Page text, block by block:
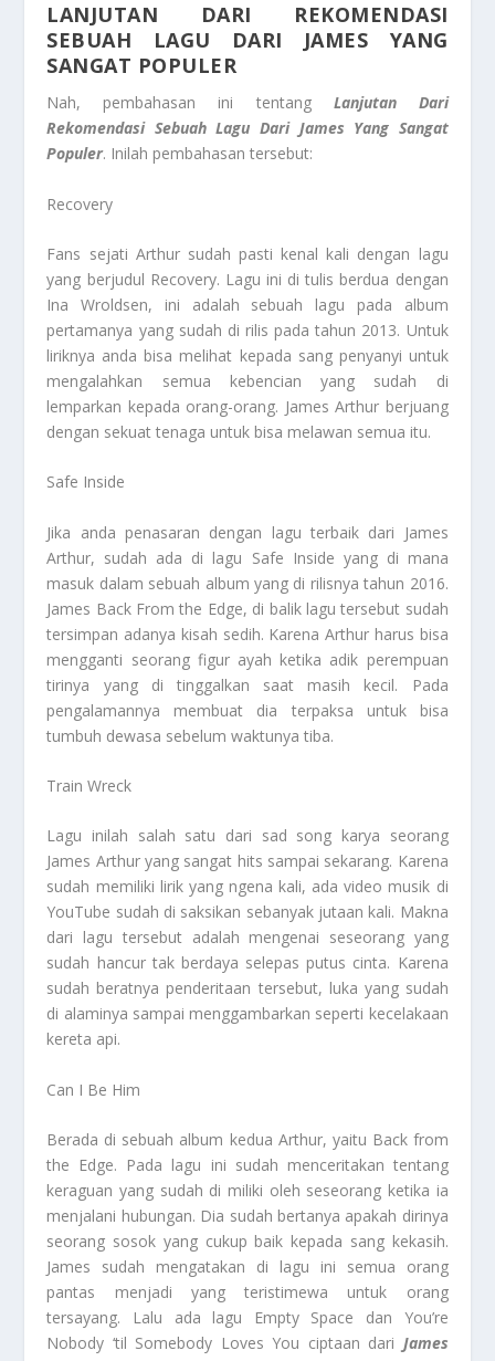
LANJUTAN DARI REKOMENDASI
SEBUAH LAGU DARI JAMES YANG
SANGAT POPULER
Nah, pembahasan ini tentang Lanjutan Dari
Rekomendasi Sebuah Lagu Dari James Yang Sangat
Populer. Inilah pembahasan tersebut:
Recovery
Fans sejati Arthur sudah pasti kenal kali dengan lagu
yang berjudul Recovery. Lagu ini di tulis berdua dengan
Ina Wroldsen, ini adalah sebuah lagu pada album
pertamanya yang sudah di rilis pada tahun 2013. Untuk
liriknya anda bisa melihat kepada sang penyanyi untuk
mengalahkan semua kebencian yang sudah di
lemparkan kepada orang-orang. James Arthur berjuang
dengan sekuat tenaga untuk bisa melawan semua itu.
Safe Inside
Jika anda penasaran dengan lagu terbaik dari James
Arthur, sudah ada di lagu Safe Inside yang di mana
masuk dalam sebuah album yang di rilisnya tahun 2016.
James Back From the Edge, di balik lagu tersebut sudah
tersimpan adanya kisah sedih. Karena Arthur harus bisa
mengganti seorang figur ayah ketika adik perempuan
tirinya yang di tinggalkan saat masih kecil. Pada
pengalamannya membuat dia terpaksa untuk bisa
tumbuh dewasa sebelum waktunya tiba.
Train Wreck
Lagu inilah salah satu dari sad song karya seorang
James Arthur yang sangat hits sampai sekarang. Karena
sudah memiliki lirik yang ngena kali, ada video musik di
YouTube sudah di saksikan sebanyak jutaan kali. Makna
dari lagu tersebut adalah mengenai seseorang yang
sudah hancur tak berdaya selepas putus cinta. Karena
sudah beratnya penderitaan tersebut, luka yang sudah
di alaminya sampai menggambarkan seperti kecelakaan
kereta api.
Can I Be Him
Berada di sebuah album kedua Arthur, yaitu Back from
the Edge. Pada lagu ini sudah menceritakan tentang
keraguan yang sudah di miliki oleh seseorang ketika ia
menjalani hubungan. Dia sudah bertanya apakah dirinya
seorang sosok yang cukup baik kepada sang kekasih.
James sudah mengatakan di lagu ini semua orang
pantas menjadi yang teristimewa untuk orang
tersayang. Lalu ada lagu Empty Space dan You’re
Nobody ‘til Somebody Loves You ciptaan dari James